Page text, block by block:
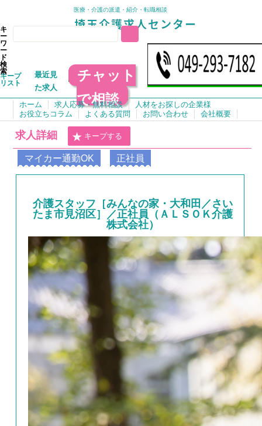
医療・介護の派遣・紹介・転職相談
キ
ー
ワ
ー
ド
検
索
キープ
リスト
最近見
た求人
チャット
で相談
ホーム 求人応募・無料相談
人材をお探しの企業様
お役立ちコラム
よくある質問 お問い合わせ 会社概要
求人詳細 キープする
マイカー通勤OK 正社員
介護スタッフ［みんなの家・大和田／さい
たま市見沼区］／正社員（ＡＬＳＯＫ介護
株式会社）